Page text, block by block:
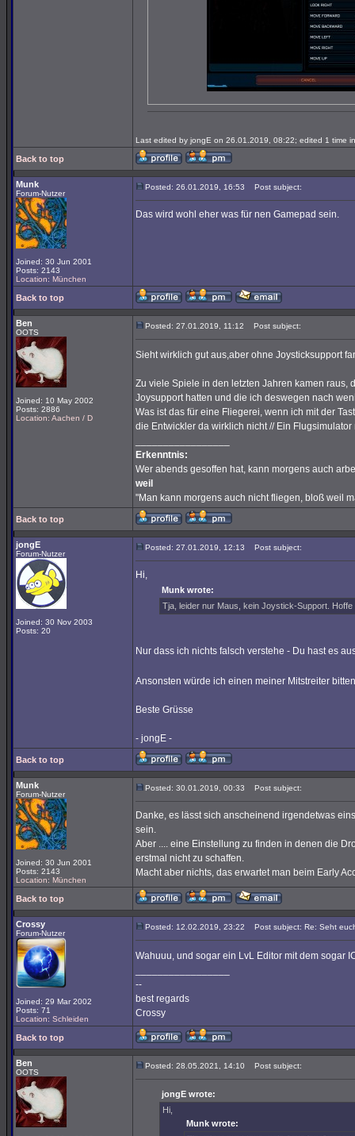
Last edited by jongE on 26.01.2019, 08:22; edited 1 time
Back to top
Munk
Forum-Nutzer
Joined: 30 Jun 2001
Posts: 2143
Location: München
Posted: 26.01.2019, 16:53 Post subject:
Das wird wohl eher was für nen Gamepad sein.
Back to top
Ben
OOTS
Joined: 10 May 2002
Posts: 2886
Location: Aachen / D
Posted: 27.01.2019, 11:12 Post subject:
Sieht wirklich gut aus,aber ohne Joysticksupport
Zu viele Spiele in den letzten Jahren kamen raus,
Joysupport hatten und die ich deswegen nach
Was ist das für eine Fliegerei, wenn ich mit der
die Entwickler da wirklich nicht // Ein
Erkenntnis:
Wer abends gesoffen hat, kann morgens auch
weil
"Man kann morgens auch nicht fliegen, bloß weil
Back to top
jongE
Forum-Nutzer
Joined: 30 Nov 2003
Posts: 20
Posted: 27.01.2019, 12:13 Post subject:
Hi,
Munk wrote:
Tja, leider nur Maus, kein Joystick-Support.
Nur dass ich nichts falsch verstehe - Du hast es
Ansonsten würde ich einen meiner Mitstreiter
Beste Grüsse
- jongE -
Back to top
Munk
Forum-Nutzer
Joined: 30 Jun 2001
Posts: 2143
Location: München
Posted: 30.01.2019, 00:33 Post subject:
Danke, es lässt sich anscheinend irgendetwas
sein.
Aber .... eine Einstellung zu finden in denen die
erstmal nicht zu schaffen.
Macht aber nichts, das erwartet man beim Early
Back to top
Crossy
Forum-Nutzer
Joined: 29 Mar 2002
Posts: 71
Location: Schleiden
Posted: 12.02.2019, 23:22 Post subject: Re: Seht
Wahuuu, und sogar ein LvL Editor mit dem sogar
--
best regards
Crossy
Back to top
Ben
OOTS
Posted: 28.05.2021, 14:10 Post subject:
jongE wrote:
Hi,
Munk wrote: